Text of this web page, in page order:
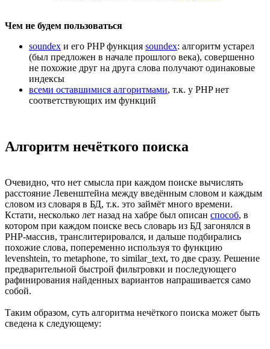
Чем не будем пользоваться
soundex и его PHP функция soundex: алгоритм устарел
(был предложен в начале прошлого века), совершенно
не похожие друг на друга слова получают одинаковые
индексы
всеми оставшимися алгоритмами, т.к. у PHP нет
соответствующих им функций
Алгоритм нечёткого поиска
Очевидно, что нет смысла при каждом поиске вычислять
расстояние Левенштейна между введённым словом и каждым
словом из словаря в БД, т.к. это займёт много времени.
Кстати, несколько лет назад на хабре был описан способ, в
котором при каждом поиске весь словарь из БД загонялся в
PHP-массив, транслитерировался, и дальше подбирались
похожие слова, попеременно используя то функцию
levenshtein, то metaphone, то similar_text, то две сразу. Решение
предварительной быстрой фильтровки и последующего
рафинирования найденных вариантов напрашивается само
собой.
Таким образом, суть алгоритма нечёткого поиска может быть
сведена к следующему: